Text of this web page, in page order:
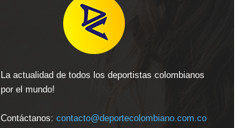
La actualidad de todos los deportistas colombianos
por el mundo!
Contáctanos: contacto@deportecolombiano.com.co